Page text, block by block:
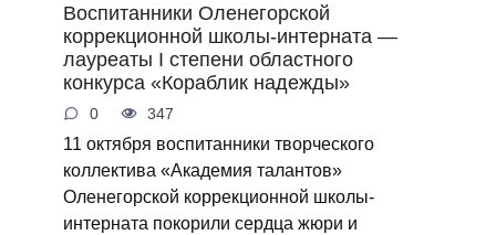
Воспитанники Оленегорской
коррекционной школы-интерната —
лауреаты I степени областного
конкурса «Кораблик надежды»
0 347
11 октября воспитанники творческого
коллектива «Академия талантов»
Оленегорской коррекционной школы-
интерната покорили сердца жюри и